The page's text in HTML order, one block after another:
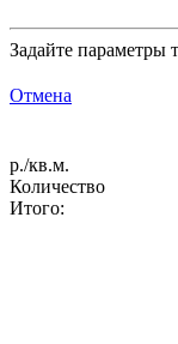
Задайте параметры
Отмена
р./кв.м.
Количество
Итого: